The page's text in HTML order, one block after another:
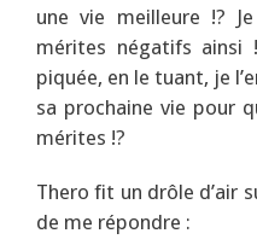
une vie meilleure !?
mérites négatifs ainsi
piquée, en le tuant, je
sa prochaine vie pour
mérites !?
Thero fit un drôle d’air
de me répondre :